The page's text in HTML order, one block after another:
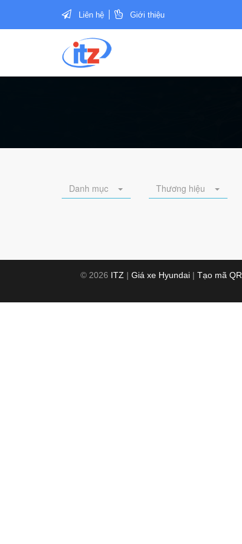
Liên hệ Giới thiệu
Danh mục Thương hiệu
© 2026 ITZ | Giá xe Hyundai | Tạo mã QR